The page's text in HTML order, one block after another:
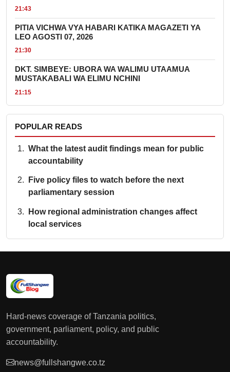
21:43
PITIA VICHWA VYA HABARI KATIKA MAGAZETI YA
LEO AGOSTI 07, 2026
21:30
DKT. SIMBEYE: UBORA WA WALIMU UTAAMUA
MUSTAKABALI WA ELIMU NCHINI
21:15
POPULAR READS
What the latest audit findings mean for public
accountability
Five policy files to watch before the next
parliamentary session
How regional administration changes affect
local services
Hard-news coverage of Tanzania politics,
government, parliament, policy, and public
accountability.
news@fullshangwe.co.tz